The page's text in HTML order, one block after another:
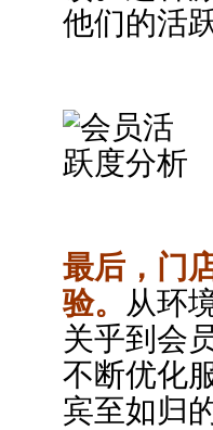
他们的活
最后，门
验。 从环
关乎到会
不断优化
宾至如归